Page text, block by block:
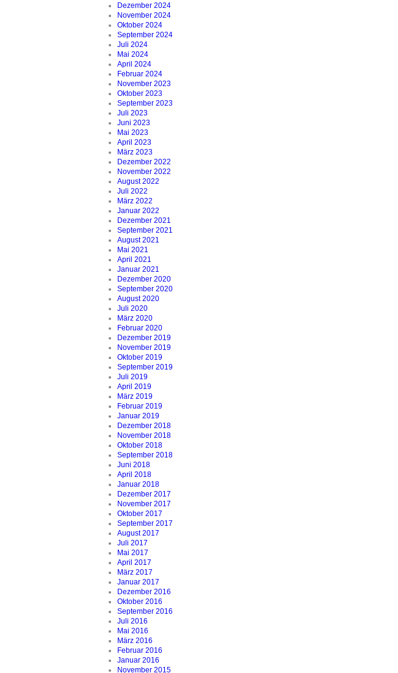
Dezember 2024
November 2024
Oktober 2024
September 2024
Juli 2024
Mai 2024
April 2024
Februar 2024
November 2023
Oktober 2023
September 2023
Juli 2023
Juni 2023
Mai 2023
April 2023
März 2023
Dezember 2022
November 2022
August 2022
Juli 2022
März 2022
Januar 2022
Dezember 2021
September 2021
August 2021
Mai 2021
April 2021
Januar 2021
Dezember 2020
September 2020
August 2020
Juli 2020
März 2020
Februar 2020
Dezember 2019
November 2019
Oktober 2019
September 2019
Juli 2019
April 2019
März 2019
Februar 2019
Januar 2019
Dezember 2018
November 2018
Oktober 2018
September 2018
Juni 2018
April 2018
Januar 2018
Dezember 2017
November 2017
Oktober 2017
September 2017
August 2017
Juli 2017
Mai 2017
April 2017
März 2017
Januar 2017
Dezember 2016
Oktober 2016
September 2016
Juli 2016
Mai 2016
März 2016
Februar 2016
Januar 2016
November 2015